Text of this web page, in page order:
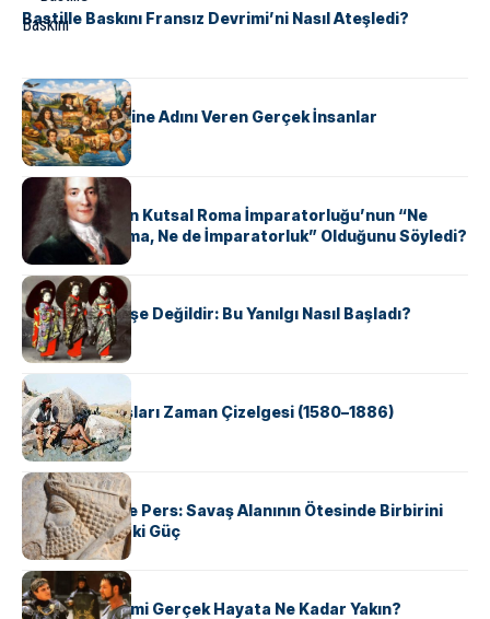
Bastille Baskını Fransız Devrimi’ni Nasıl Ateşledi?
KÜLTÜR
ABD Eyaletlerine Adını Veren Gerçek İnsanlar
KÜLTÜR
Voltaire Neden Kutsal Roma İmparatorluğu’nun “Ne
Kutsal, Ne Roma, Ne de İmparatorluk” Olduğunu Söyledi?
KÜLTÜR
Geyşalar Fahişe Değildir: Bu Yanılgı Nasıl Başladı?
KÜLTÜR
Apache Savaşları Zaman Çizelgesi (1580–1886)
KÜLTÜR
Antik Yunan ve Pers: Savaş Alanının Ötesinde Birbirini
Şekillendiren İki Güç
KÜLTÜR
‘Gladiator’ Filmi Gerçek Hayata Ne Kadar Yakın?